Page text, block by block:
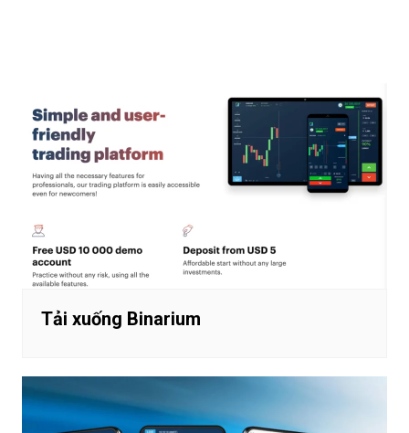
viết
Tải xuống Binarium